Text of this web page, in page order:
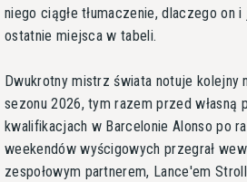
niego ciągłe tłumaczenie, dlaczego on
ostatnie miejsca w tabeli.
Dwukrotny mistrz świata notuje kolejny
sezonu 2026, tym razem przed własną
kwalifikacjach w Barcelonie Alonso po
weekendów wyścigowych przegrał
zespołowym partnerem, Lance'em